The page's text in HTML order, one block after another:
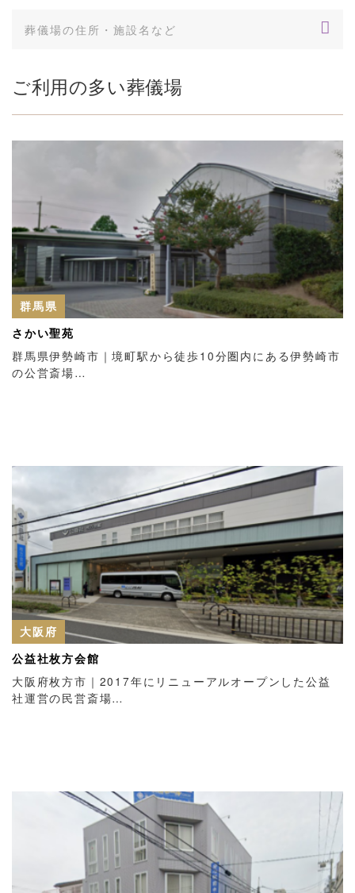
ご利用の多い葬儀場
群馬県
さかい聖苑
群馬県伊勢崎市｜境町駅から徒歩10分圏内にある伊勢崎市
の公営斎場…
大阪府
公益社枚方会館
大阪府枚方市｜2017年にリニューアルオープンした公益
社運営の民営斎場…